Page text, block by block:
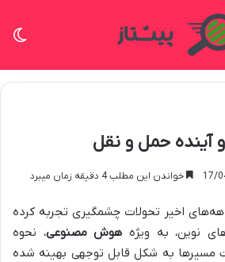
حمل و نقل
خواندن این مطلب 4 دقیقه زمان میبرد
اخیر تحولات چشمگیری تجربه کرده
نوین، به ویژه هوش مصنوعی، نحوه
مسیرها به شکل قابل توجهی بهینه شده